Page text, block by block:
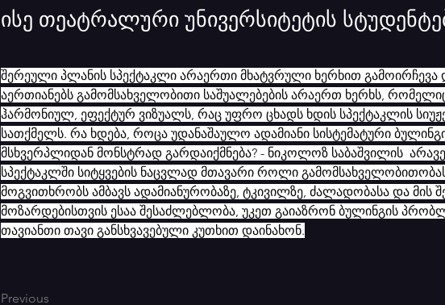
ისე თეატრალური უნივერსიტეტის
შერეული პლანის სპექტაკლი არაერთი მხატვრული ხერხით გამოირჩევა
აერთიანებს გამომსახველობითი საშუალებების არაერთ ხერხს,
ჰარმონიულ, ეფექტურ ვიზუალს, რაც უფრო ცხადს ხდის სპექტაკლის
სათქმელს. რა ხდება, როცა უდანაშაულო ადამიანი სისტემატური
მსხვერპლიდან მონსტრად გარდაიქმნება? - ნიკოლოზ საბაშვილის
სპექტაკლში სიტყვების ნაცვლად მთავარი როლი
მოგვითხრობს ამბავს ადამიანურობაზე, ტკივილზე, ძალადობასა და მის
მოზარდებისთვის ესაა შესაძლებლობა, უკეთ გაიაზრონ ბულინგის
თავიანთი თავი განსხვავებული კუთხით დაინახონ.
Previous